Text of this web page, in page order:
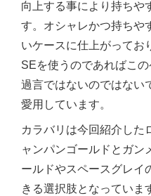
向上する事により持ちや
す。オシャレかつ持ちや
いケースに仕上がってお
SEを使うのであればこ
過言ではないのではない
愛用しています。
カラバリは今回紹介した
ャンパンゴールドとガン
ールドやスペースグレイ
きる選択肢となっていま